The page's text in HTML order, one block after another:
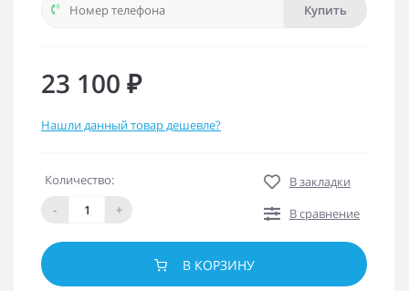
Купить
23 100 ₽
Нашли данный товар дешевле?
Количество:
-
+
В закладки
В сравнение
В КОРЗИНУ